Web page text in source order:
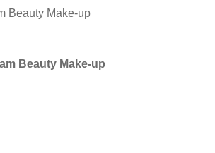
Cookie-Richtlinie (EU)
Mail
Beauty Make-up
Beauty Make-up